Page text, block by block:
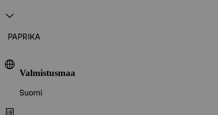
PAPRIKA
Valmistusmaa
Suomi